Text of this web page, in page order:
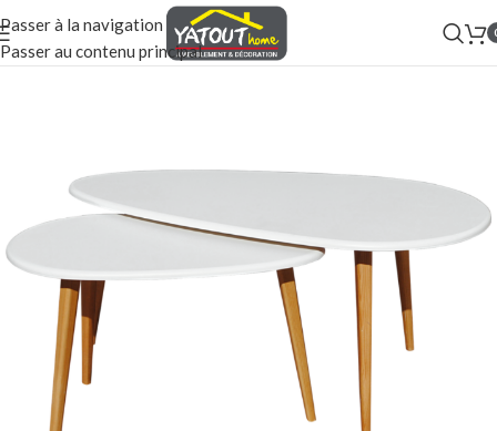
Passer à la navigation
Passer au contenu principal